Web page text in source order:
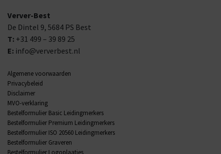
Verver-Best
De Dintel 9, 5684 PS Best
T: +31 499 – 39 89 25
E: info@ververbest.nl
Algemene voorwaarden
Privacybeleid
Disclaimer
MVO-verklaring
Bestelformulier Basic Leidingmerkers
Bestelformulier Premium Leidingmerkers
Bestelformulier ISO 20560 Leidingmerkers
Bestelformulier Graveren